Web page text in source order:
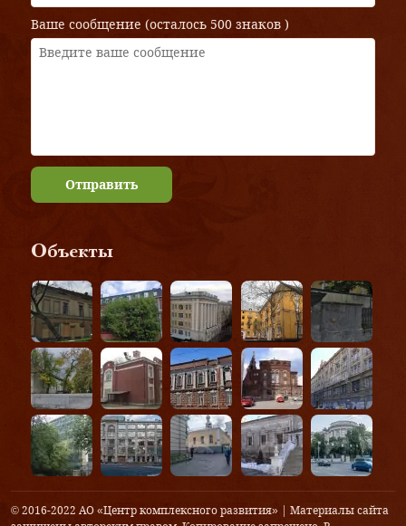
Ваше сообщение (осталось 500 знаков )
Отправить
Объекты
© 2016-2022 АО «Центр комплексного развития» | Материалы сайта